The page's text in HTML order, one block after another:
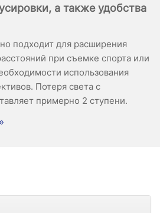
а также удобства
подходит для расширения
при съемке спорта или
использования
Потеря света с
примерно 2 ступени.